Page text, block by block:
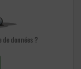
données ?